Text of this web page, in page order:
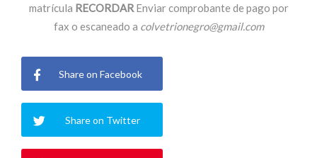
matrícula RECORDAREnviar comprobante de pago por
fax o escaneado a colvetrionegro@gmail.com
Share on Facebook
Share on Twitter